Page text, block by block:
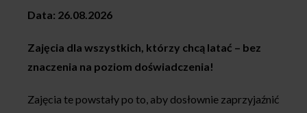
Data: 26.08.2026
Zajęcia dla wszystkich, którzy chcą latać – bez
znaczenia na poziom doświadczenia!
Zajęcia te powstały po to, aby dosłownie zaprzyjaźnić